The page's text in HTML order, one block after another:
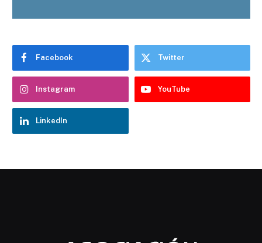
Facebook Twitter
Instagram YouTube
LinkedIn
Chatbot Hostelería Navarra